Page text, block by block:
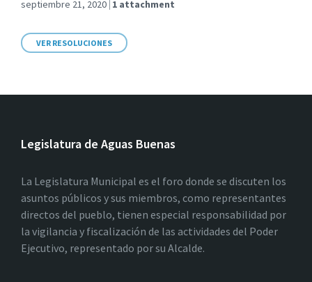
septiembre 21, 2020 1 attachment
VER RESOLUCIONES
Legislatura de Aguas Buenas
La Legislatura Municipal es el foro donde se discuten los
asuntos públicos y sus miembros, como representantes
directos del pueblo, tienen especial responsabilidad por
la vigilancia y fiscalización de las actividades del Poder
Ejecutivo, representado por su Alcalde.